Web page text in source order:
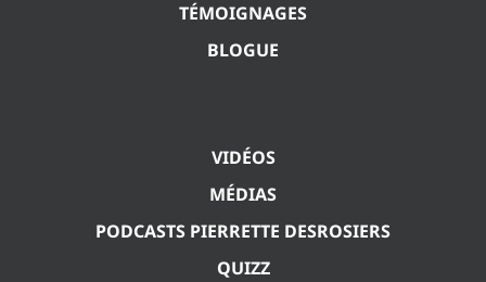
TÉMOIGNAGES
BLOGUE
VIDÉOS
MÉDIAS
PODCASTS PIERRETTE DESROSIERS
QUIZZ